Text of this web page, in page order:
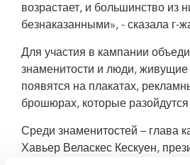
возрастает, и большинство из
безнаказанными», - сказала г-
Для участия в кампании
знаменитости и люди,
появятся на плакатах,
брошюрах, которые разойдутся
Среди знаменитостей – глава
Хавьер Веласкес Кескуен,